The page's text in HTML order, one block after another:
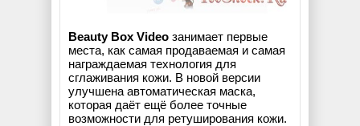
Beauty Box Video занимает первые
места, как самая продаваемая и самая
награждаемая технология для
сглаживания кожи. В новой версии
улучшена автоматическая маска,
которая даёт ещё более точные
возможности для ретуширования кожи.